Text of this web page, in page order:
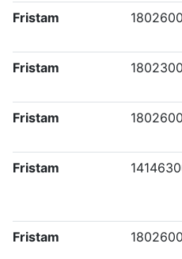
Fristam
Fristam
Fristam
Fristam
Fristam